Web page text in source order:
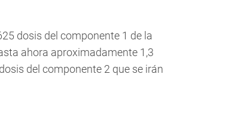
dosis del componente 1 de la
ahora aproximadamente 1,3
del componente 2 que se irán